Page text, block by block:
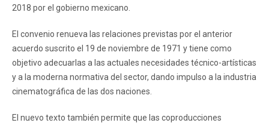
2018 por el gobierno mexicano.
El convenio renueva las relaciones previstas por el anterior
acuerdo suscrito el 19 de noviembre de 1971 y tiene como
objetivo adecuarlas a las actuales necesidades técnico-artísticas
y a la moderna normativa del sector, dando impulso a la industria
cinematográfica de las dos naciones.
El nuevo texto también permite que las coproducciones